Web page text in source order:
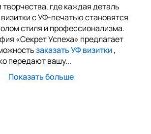
творчества, где каждая деталь
с УФ-печатью становятся
стиля и профессионализма.
«Секрет Успеха» предлагает
заказать УФ визитки,
передают вашу...
Показать больше